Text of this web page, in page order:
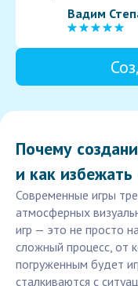
Вадим
Почему
и как
Современные игры
атмосферных
игр — это не просто
сложный процесс, от
погруженным будет
сталкиваются с